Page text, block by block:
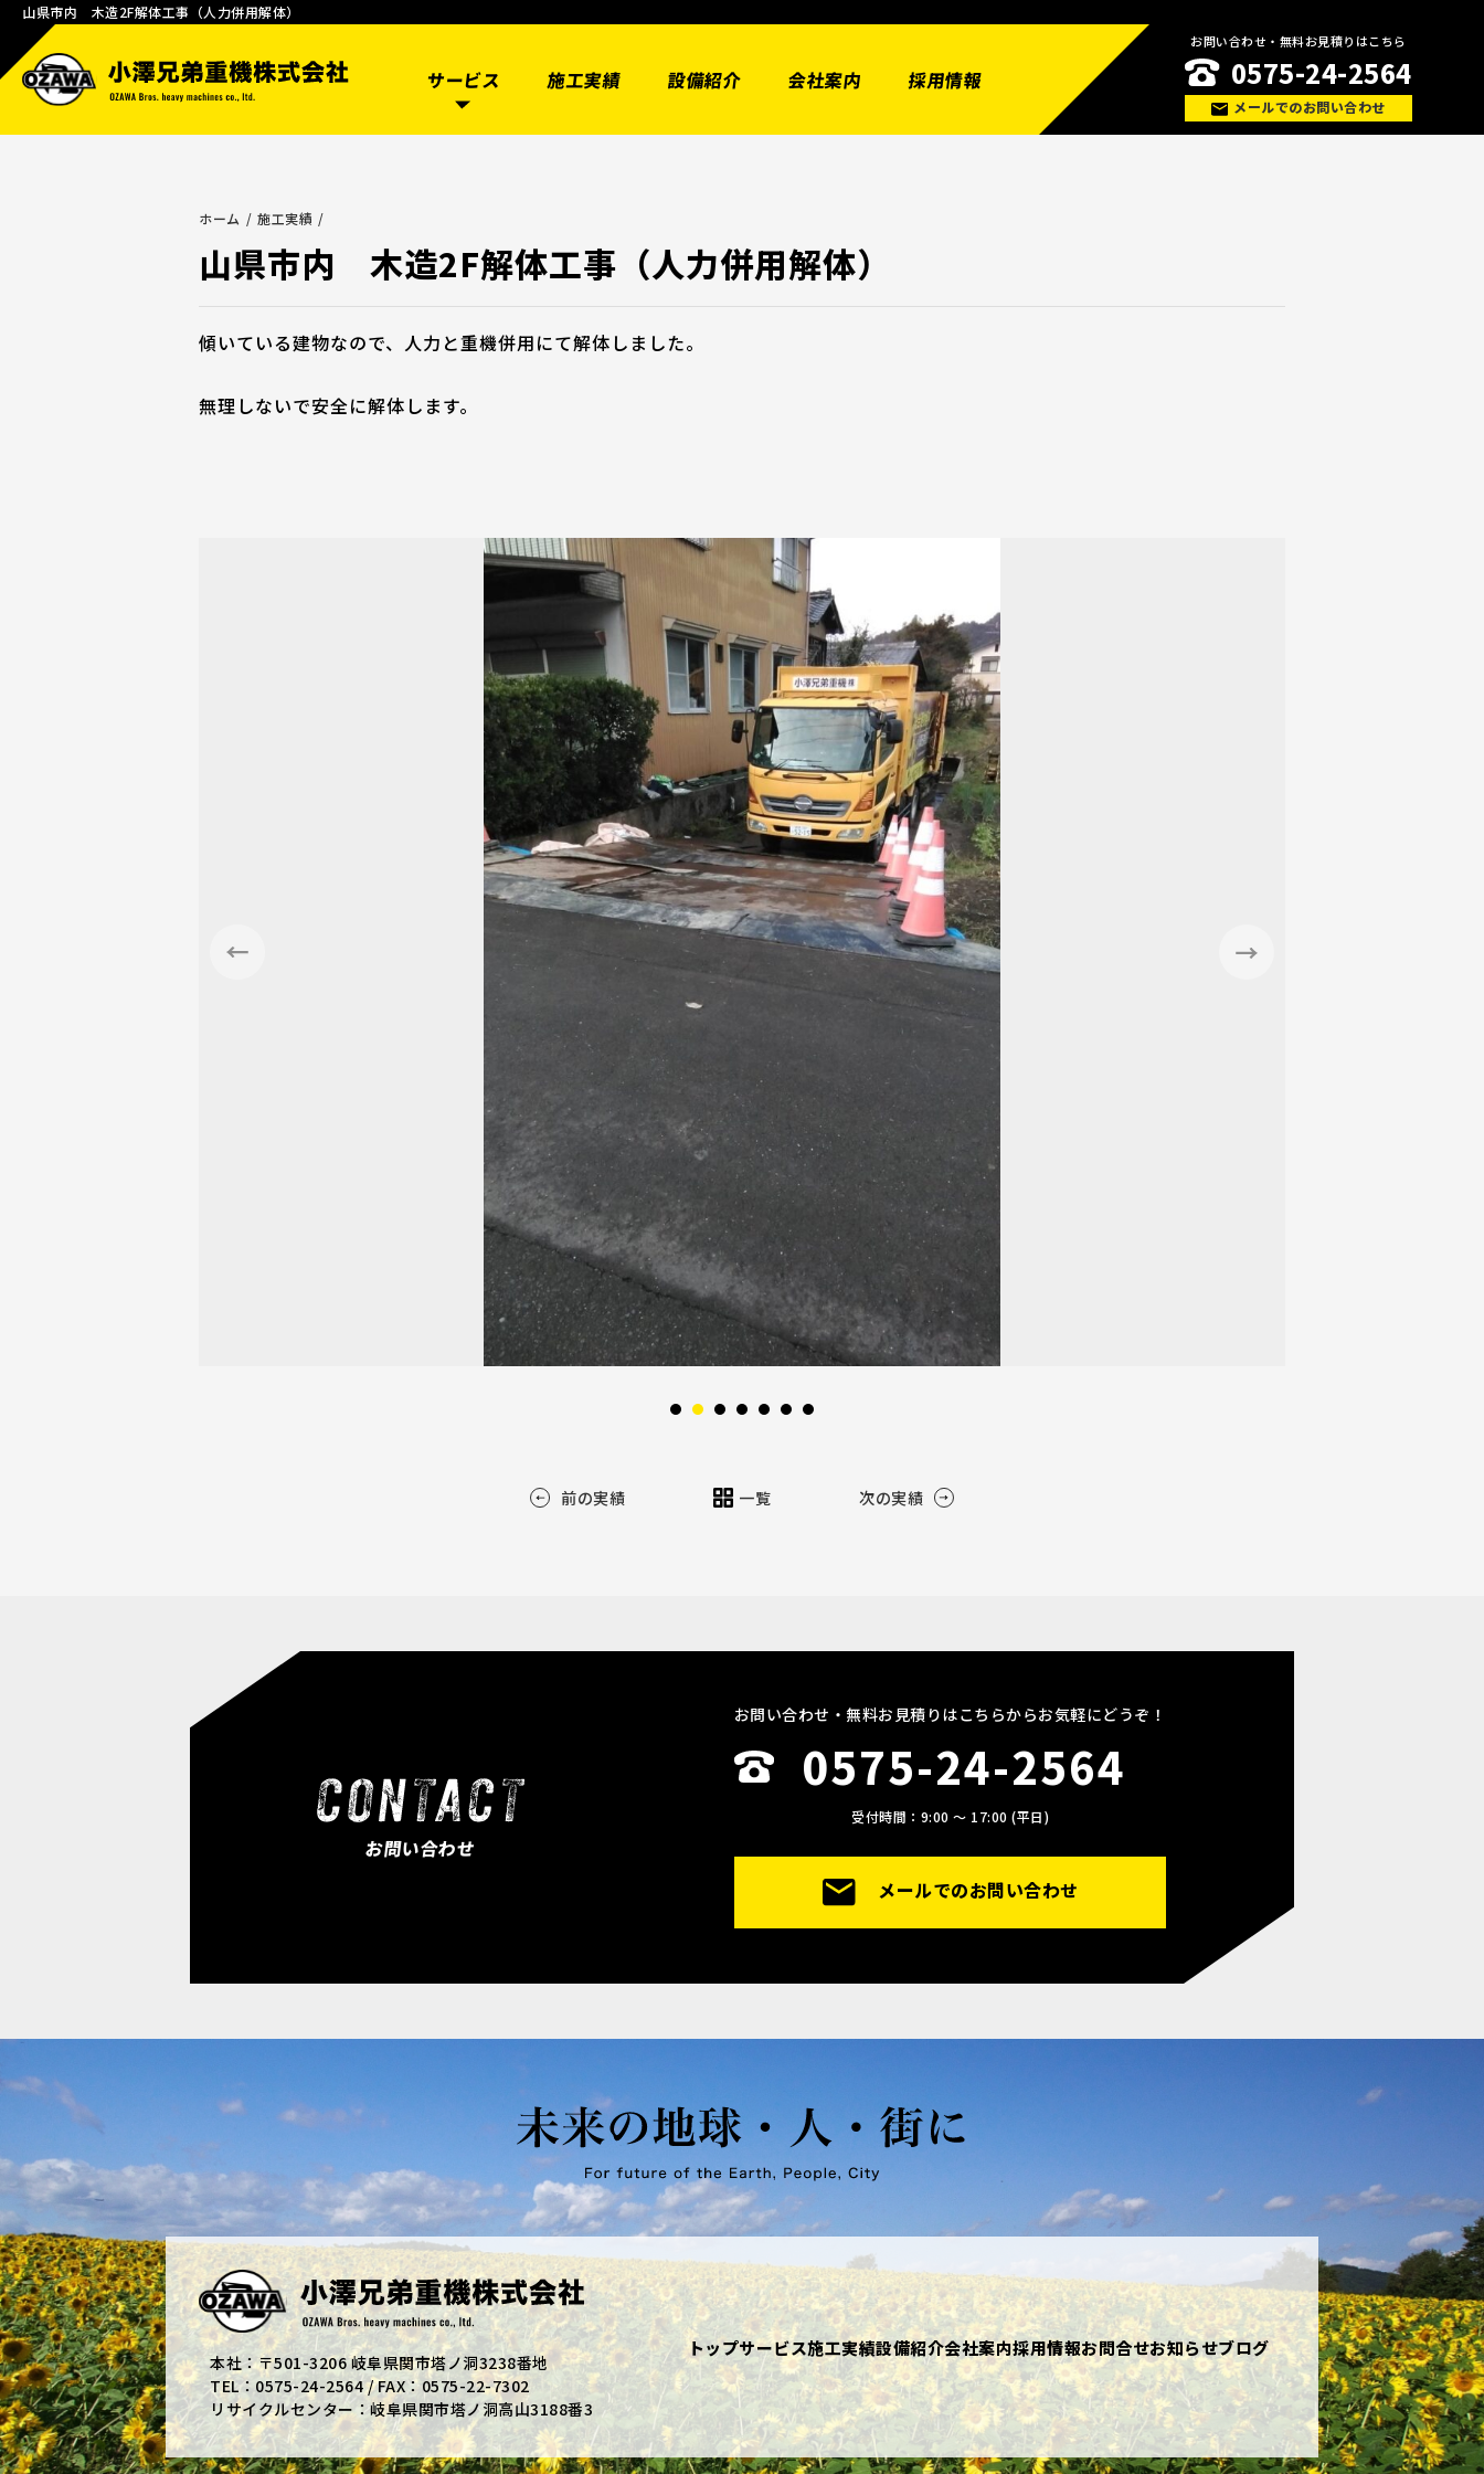
山県市内 木造2F解体工事（人力併用解体）
サービス 施工実績 設備紹介 会社案内 採用情報
お問い合わせ・無料お見積りはこちら
0575-24-2564
メールでのお問い合わせ
ホーム 施工実績
山県市内 木造2F解体工事（人力併用解体）
傾いている建物なので、人力と重機併用にて解体しました。
無理しないで安全に解体します。
前の実績 一覧 次の実績
お問い合わせ
お問い合わせ・無料お見積りはこちらからお気軽にどうぞ！
0575-24-2564
受付時間：9:00 〜 17:00 (平日)
メールでのお問い合わせ
本社：〒501-3206 岐阜県関市塔ノ洞3238番地
TEL：0575-24-2564 / FAX：0575-22-7302
リサイクルセンター：岐阜県関市塔ノ洞高山3188番3
トップサービス施工実績設備紹介会社案内採用情報お問合せお知らせブログ